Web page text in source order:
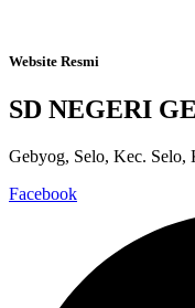
Website Resmi
SD NEGERI
Gebyog, Selo, Kec. Selo,
Facebook